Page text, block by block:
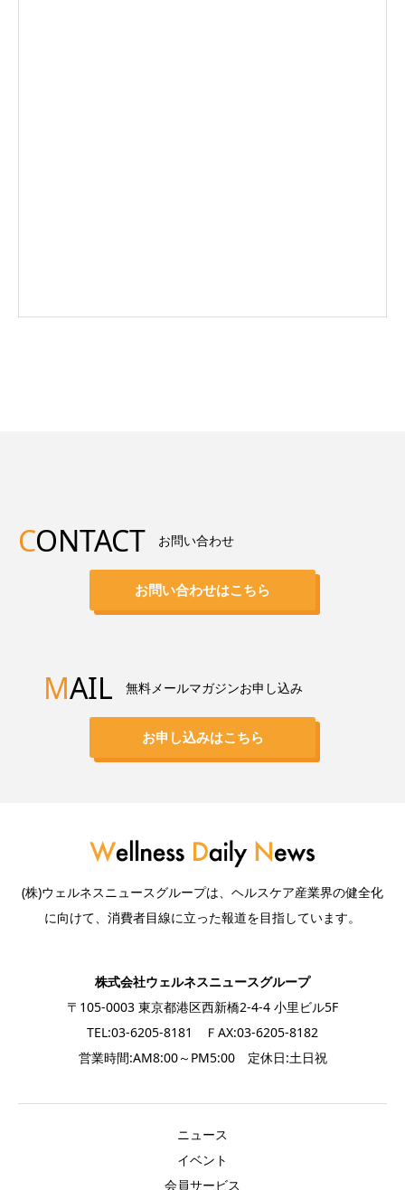
CONTACT お問い合わせ
お問い合わせはこちら
MAIL 無料メールマガジンお申し込み
お申し込みはこちら
(株)ウェルネスニュースグループは、ヘルスケア産業界の健全化
に向けて、消費者目線に立った報道を目指しています。
株式会社ウェルネスニュースグループ
〒105-0003 東京都港区西新橋2-4-4 小里ビル5F
TEL:03-6205-8181 ＦAX:03-6205-8182
営業時間:AM8:00～PM5:00 定休日:土日祝
ニュース
イベント
会員サービス